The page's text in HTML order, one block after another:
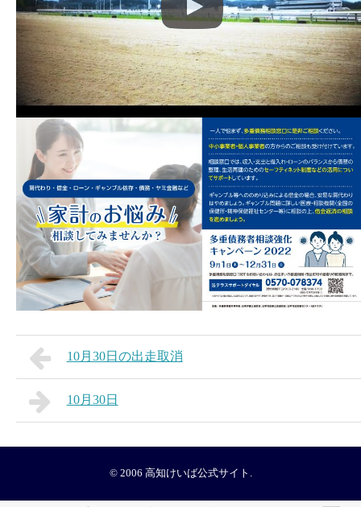
10月30日の出走取消
10月30日
© 2006 高知けいば公式サイト .